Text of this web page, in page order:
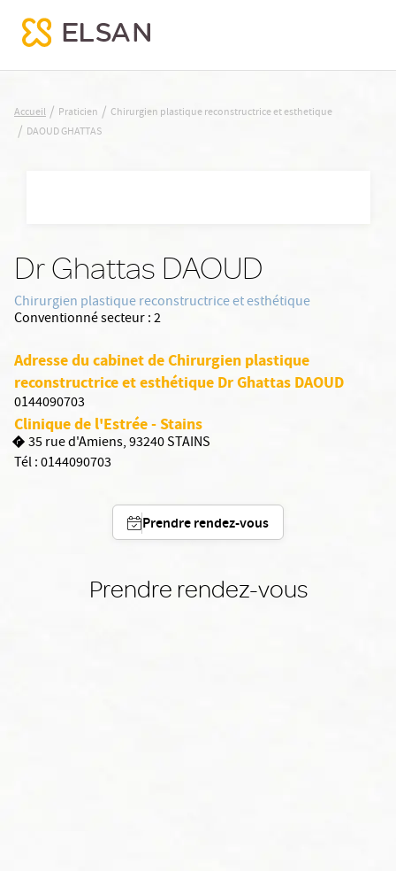
Nx:Aller
DAOUD GHATTAS
Accueil / Praticien / Chirurgien plastique reconstructrice et esthetique
/ DAOUD GHATTAS
Dr Ghattas DAOUD
Chirurgien plastique reconstructrice et esthétique
Conventionné secteur :2
Adresse du cabinet de Chirurgien plastique
reconstructrice et esthétique Dr Ghattas DAOUD
0144090703
Clinique de l'Estrée - Stains
35 rue d'Amiens, 93240 STAINS
Tél :0144090703
Prendre rendez-vous
Prendre rendez-vous